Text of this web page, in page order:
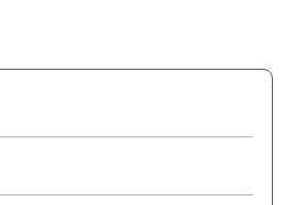
sistema de
de carbono,
de un solo toque y
para mantenerte
fr&iacute;os de forma